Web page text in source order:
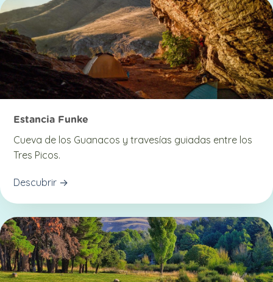
Estancia Funke
Cueva de los Guanacos y travesías guiadas entre los
Tres Picos.
Descubrir →